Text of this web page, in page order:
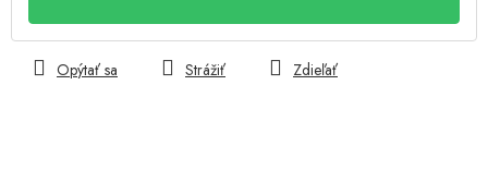
Opýtať sa Strážiť Zdieľať